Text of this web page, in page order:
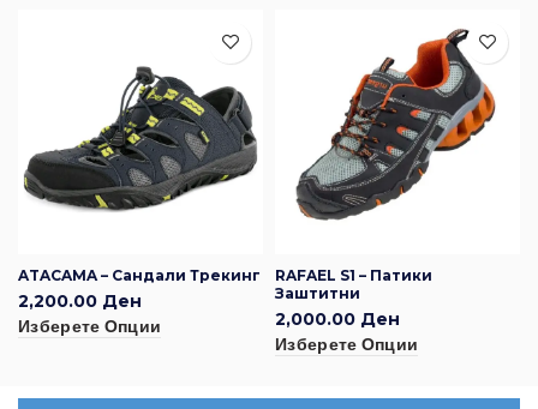
ATACAMA – Сандали Трекинг
2,200.00 Ден
Изберете Опции
RAFAEL S1 – Патики
Заштитни
2,000.00 Ден
Изберете Опции